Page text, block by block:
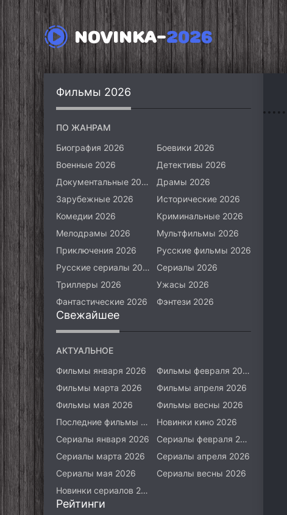
NOVINKA-2026
Фильмы 2026
ПО ЖАНРАМ
Биография 2026
Боевики 2026
Военные 2026
Детективы 2026
Документальные 2026
Драмы 2026
Зарубежные 2026
Исторические 2026
Комедии 2026
Криминальные 2026
Мелодрамы 2026
Мультфильмы 2026
Приключения 2026
Русские фильмы 2026
Русские сериалы 2026
Сериалы 2026
Триллеры 2026
Ужасы 2026
Фантастические 2026
Фэнтези 2026
Свежайшее
АКТУАЛЬНОЕ
Фильмы января 2026
Фильмы февраля 2026
Фильмы марта 2026
Фильмы апреля 2026
Фильмы мая 2026
Фильмы весны 2026
Последние фильмы 2026
Новинки кино 2026
Сериалы января 2026
Сериалы февраля 2026
Сериалы марта 2026
Сериалы апреля 2026
Сериалы мая 2026
Сериалы весны 2026
Новинки сериалов 2026
Рейтинги